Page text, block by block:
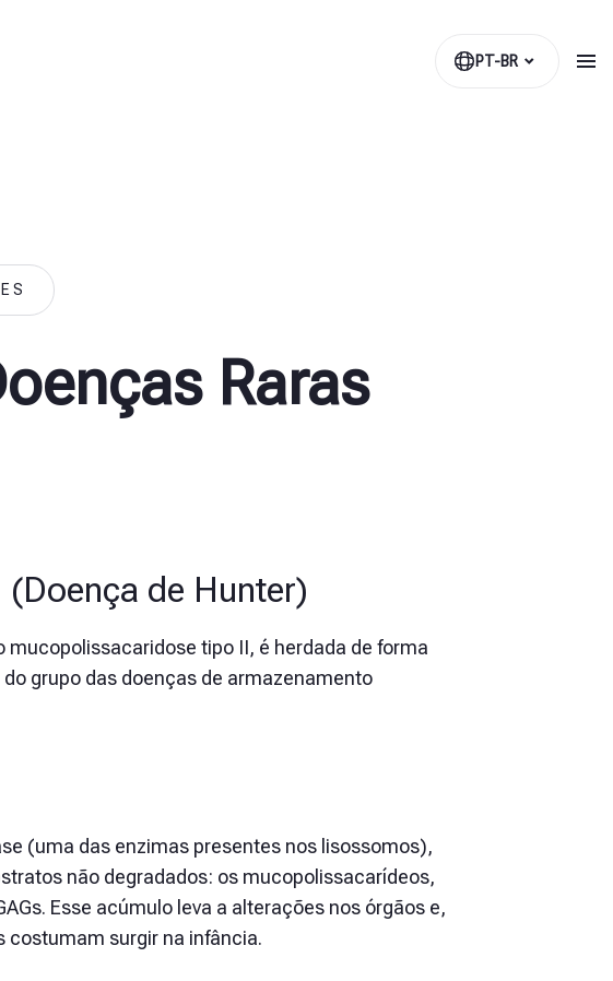
PT-BR
Raras
de Hunter)
tipo II, é herdada de forma
grupo das doenças de armazenamento
(uma das enzimas presentes nos lisossomos),
não degradados: os mucopolissacarídeos,
Esse acúmulo leva a alterações nos órgãos e,
costumam surgir na infância.